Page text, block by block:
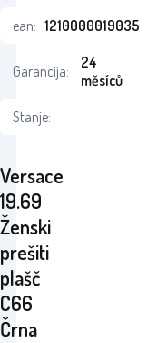
Versace
19.69
Ženski
prešiti
plašč
C66
Črna
ean: 1210000019035
Garancija:
24
měsíců
Stanje: